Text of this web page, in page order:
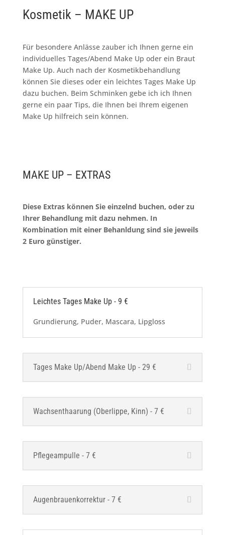
Kosmetik – MAKE UP
Für besondere Anlässe zauber ich Ihnen gerne ein
individuelles Tages/Abend Make Up oder ein Braut
Make Up. Auch nach der Kosmetikbehandlung
können Sie dieses oder ein leichtes Tages Make Up
dazu buchen. Beim Schminken gebe ich ich Ihnen
gerne ein paar Tips, die Ihnen bei Ihrem eigenen
Make Up hilfreich sein können.
MAKE UP – EXTRAS
Diese Extras können Sie einzelnd buchen, oder zu
Ihrer Behandlung mit dazu nehmen. In
Kombination mit einer Behanldung sind sie jeweils
2 Euro günstiger.
Leichtes Tages Make Up - 9 €
Grundierung, Puder, Mascara, Lipgloss
Tages Make Up/Abend Make Up - 29 €
Wachsenthaarung (Oberlippe, Kinn) - 7 €
Pflegeampulle - 7 €
Augenbrauenkorrektur - 7 €